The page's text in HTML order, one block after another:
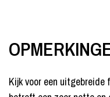
Kijk voor een